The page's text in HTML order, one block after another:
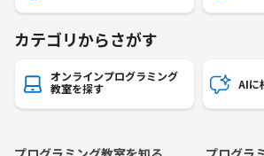
カテゴリからさがす
オンラインプログラミング
教室を探す
AIに